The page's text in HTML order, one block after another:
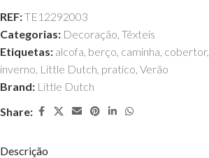
REF:TE12292003
Categorias: Decoração, Têxteis
Etiquetas: alcofa, berço, caminha, cobertor,
inverno, Little Dutch, pratico, Verão
Brand: Little Dutch
Share:
Descrição